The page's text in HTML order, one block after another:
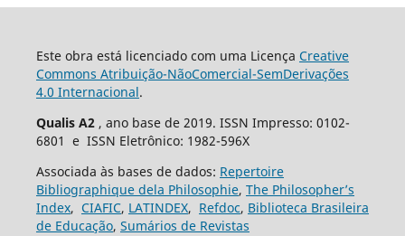
Este obra está licenciado com uma Licença Creative
Commons Atribuição-NãoComercial-SemDerivações
4.0 Internacional.
Qualis A2 , ano base de 2019. ISSN Impresso: 0102-
6801 e ISSN Eletrônico: 1982-596X
Associada às bases de dados: Repertoire
Bibliographique dela Philosophie, The Philosopher’s
Index, CIAFIC, LATINDEX, Refdoc, Biblioteca Brasileira
de Educação, Sumários de Revistas